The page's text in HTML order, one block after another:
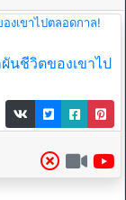
นชีวิตของเขาไป